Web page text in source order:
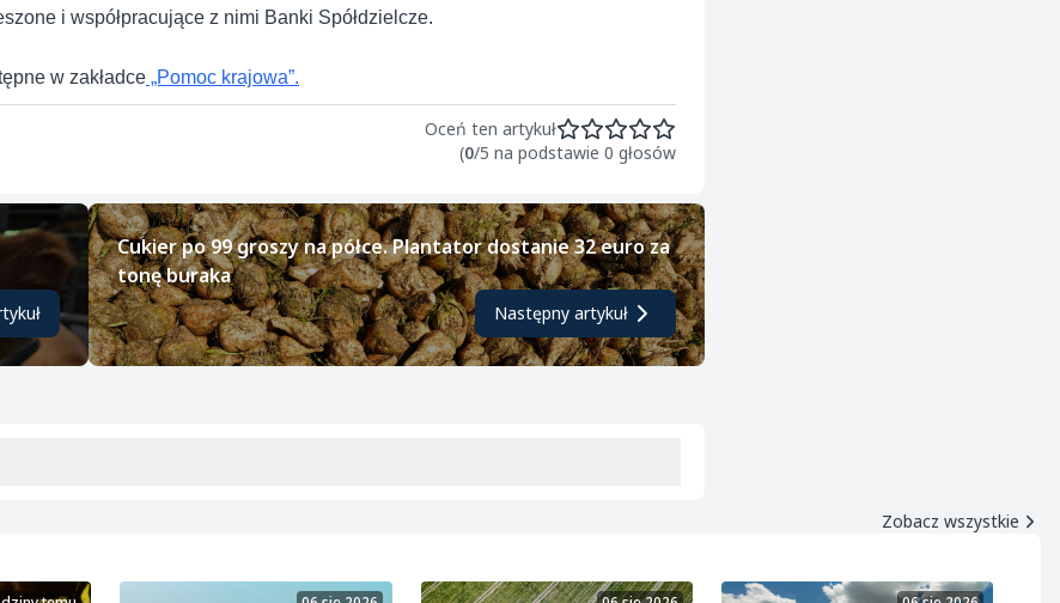
i współpracujące z nimi Banki Spółdzielcze.
w zakładce „Pomoc krajowa”.
Oceń ten artykuł
(0/5 na podstawie 0 głosów
Cukier po 99 groszy na półce. Plantator dostanie 32 euro za
tonę buraka
Następny artykuł
Zobacz wszystkie